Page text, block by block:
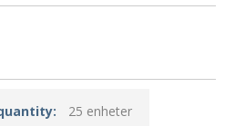
25 enheter